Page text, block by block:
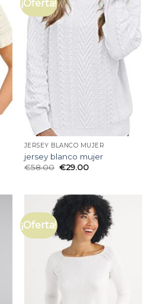
¡Oferta!
JERSEY BLANCO MUJER
jersey blanco mujer
€58.00 €29.00
¡Oferta!